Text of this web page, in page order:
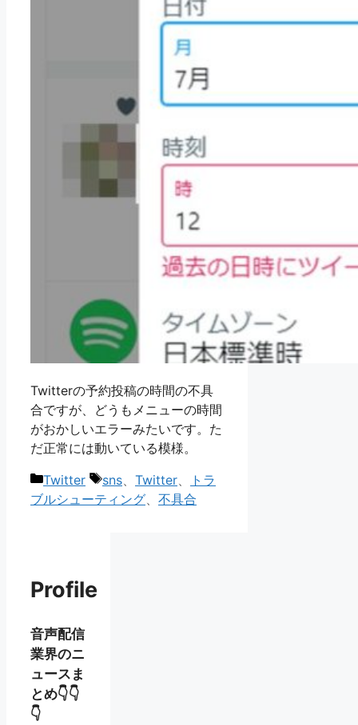
Twitterの予約投稿の時間の不具
合ですが、どうもメニューの時間
がおかしいエラーみたいです。た
だ正常には動いている模様。
カ
テ
Twitter
タ
グ
sns Twitter
トラ
ブルシューティング
不具合
Profile
音声配信
業界のニ
ュースま
とめ👇👇
👇